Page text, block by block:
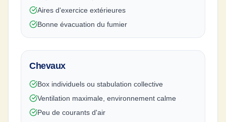
Aires d'exercice extérieures
Bonne évacuation du fumier
Chevaux
Box individuels ou stabulation collective
Ventilation maximale, environnement calme
Peu de courants d'air